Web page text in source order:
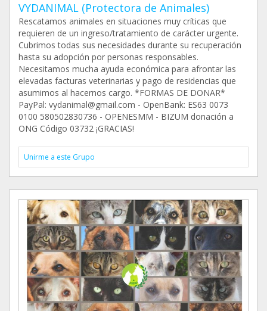
VYDANIMAL (Protectora de Animales)
Rescatamos animales en situaciones muy críticas que
requieren de un ingreso/tratamiento de carácter urgente.
Cubrimos todas sus necesidades durante su recuperación
hasta su adopción por personas responsables.
Necesitamos mucha ayuda económica para afrontar las
elevadas facturas veterinarias y pago de residencias que
asumimos al hacernos cargo. *FORMAS DE DONAR*
PayPal: vydanimal@gmail.com - OpenBank: ES63 0073
0100 580502830736 - OPENESMM - BIZUM donación a
ONG Código 03732 ¡GRACIAS!
Unirme a este Grupo